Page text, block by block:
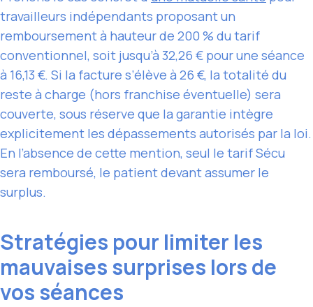
travailleurs indépendants proposant un
remboursement à hauteur de 200 % du tarif
conventionnel, soit jusqu’à 32,26 € pour une séance
à 16,13 €. Si la facture s’élève à 26 €, la totalité du
reste à charge (hors franchise éventuelle) sera
couverte, sous réserve que la garantie intègre
explicitement les dépassements autorisés par la loi.
En l’absence de cette mention, seul le tarif Sécu
sera remboursé, le patient devant assumer le
surplus.
Stratégies pour limiter les
mauvaises surprises lors de
vos séances